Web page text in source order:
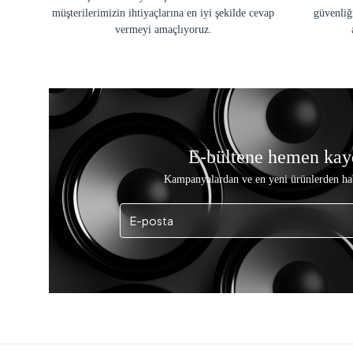
müşterilerimizin ihtiyaçlarına en iyi şekilde cevap
vermeyi amaçlıyoruz.
E-bültene hemen
Kampanyalardan ve en yeni ürünlerden